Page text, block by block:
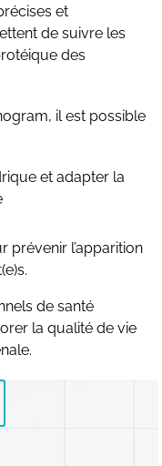
et
de suivre les
des
il est possible
et adapter la
prévenir l’apparition
de santé
la qualité de vie